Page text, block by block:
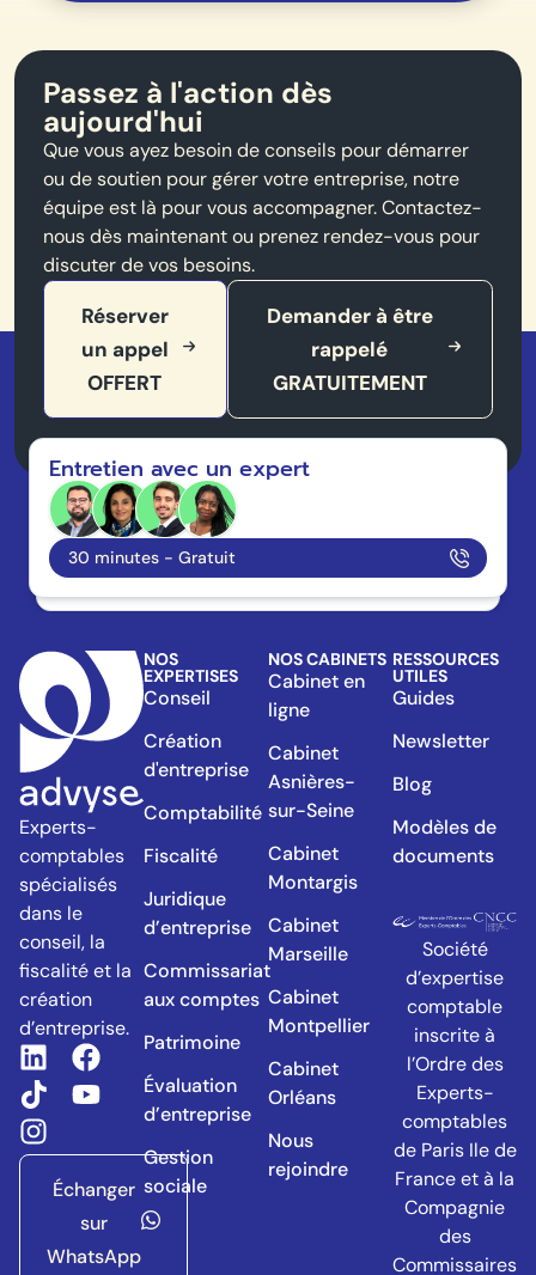
Passez à l'action dès
aujourd'hui
Que vous ayez besoin de conseils pour démarrer
ou de soutien pour gérer votre entreprise, notre
équipe est là pour vous accompagner. Contactez-
nous dès maintenant ou prenez rendez-vous pour
discuter de vos besoins.
Réserver
un appel
OFFERT
Demander à être
rappelé
GRATUITEMENT
Entretien avec un expert
30 minutes - Gratuit
Experts-
comptables
spécialisés
dans le
conseil, la
fiscalité et la
création
d’entreprise.​
Échanger
sur
WhatsApp
NOS
EXPERTISES
Conseil
Création
d'entreprise
Comptabilité
Fiscalité
Juridique
d’entreprise
Commissariat
aux comptes
Patrimoine
Évaluation
d’entreprise
Gestion
sociale
NOS CABINETS
Cabinet en
ligne
Cabinet
Asnières-
sur-Seine
Cabinet
Montargis
Cabinet
Marseille
Cabinet
Montpellier
Cabinet
Orléans
Nous
rejoindre
RESSOURCES
UTILES
Guides
Newsletter
Blog
Modèles de
documents
Société
d’expertise
comptable
inscrite à
l’Ordre des
Experts-
comptables
de Paris Ile de
France et à la
Compagnie
des
Commissaires